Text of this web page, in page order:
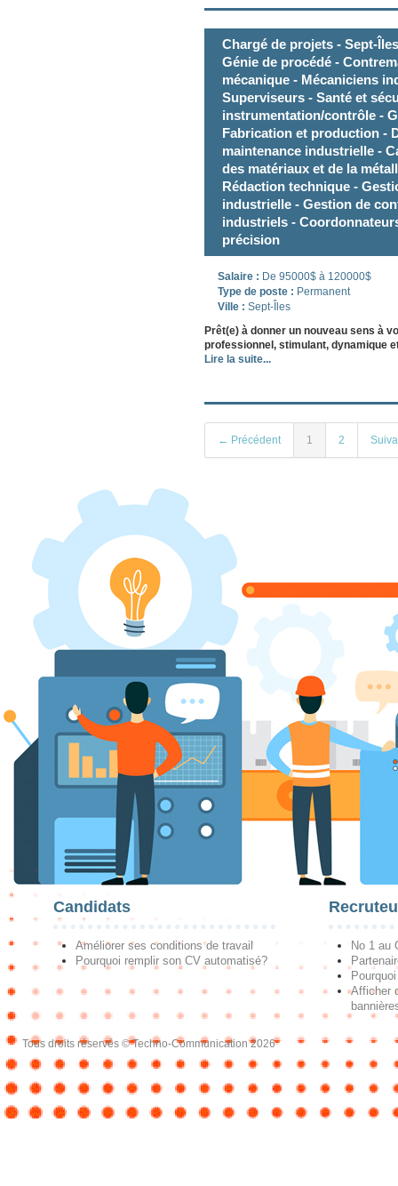
Chargé de projets - Sept-
Génie de procédé -
mécanique - Mécaniciens
Superviseurs - Santé et
instrumentation/contrôle -
Fabrication et production -
maintenance industrielle -
des matériaux et de la
Rédaction technique -
industrielle - Gestion de
industriels -
précision
Salaire : De 95000$ à 120000$
Type de poste : Permanent
Ville : Sept-Îles
Prêt(e) à donner un nouveau sens à
professionnel, stimulant, dynamique
Lire la suite...
← Précédent 1 2
Candidats
Améliorer ses conditions de travail
Pourquoi remplir son CV automatisé?
No 1 au
Afficher
Tous droits réservés © Techno-Communication 2026